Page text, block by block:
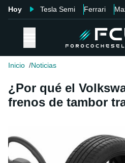
Hoy Tesla Semi Ferrari
Inicio Noticias
¿Por qué el
frenos de tambor